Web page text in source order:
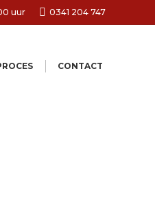
uur 0341 204 747
CONTACT